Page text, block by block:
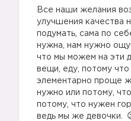
Все наши желания
улучшения качества
подумать, сама по
нужна, нам нужно
что мы можем на эти
вещи, еду, потому что
элементарно проще
нужно или потому,
потому, что нужен
ведь мы же девочки.